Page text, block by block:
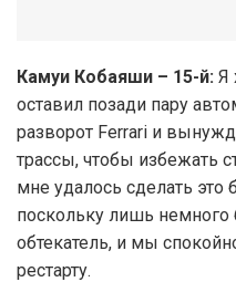
Камуи Кобаяши – 15-й: Я
оставил позади пару
разворот Ferrari и
трассы, чтобы избежать
мне удалось сделать это
поскольку лишь
обтекатель, и мы
рестарту.